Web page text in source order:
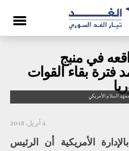
في منبج
فترة بقاء القوات
السلام الأمريكي
4 أبريل، 2018
الأمريكية أن الرئيس